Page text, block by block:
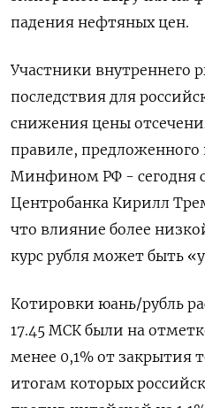
падения нефтяных цен.
Участники внутреннего
последствия для
снижения цены
правиле,
Минфином РФ - сегодня
Центробанка Кирилл
что влияние более
курс рубля может быть
Котировки юань/рубль
17.45 МСК были на
менее 0,1% от закрытия
итогам которых